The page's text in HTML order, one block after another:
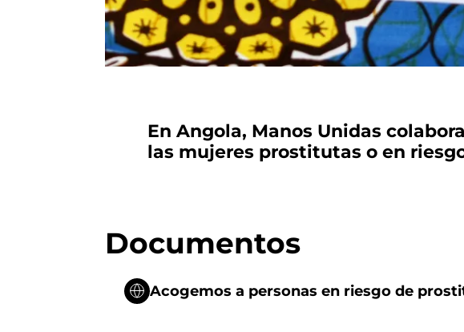
En Angola, Manos Unidas
las mujeres prostitutas o en
Documentos
Acogemos a personas en riesgo de